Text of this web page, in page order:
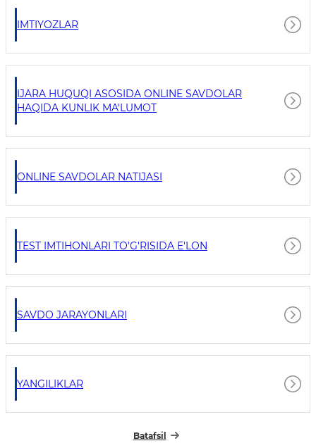
IMTIYOZLAR
IJARA HUQUQI ASOSIDA ONLINE SAVDOLAR
HAQIDA KUNLIK MA'LUMOT
ONLINE SAVDOLAR NATIJASI
TEST IMTIHONLARI TO'G'RISIDA E'LON
SAVDO JARAYONLARI
YANGILIKLAR
Batafsil